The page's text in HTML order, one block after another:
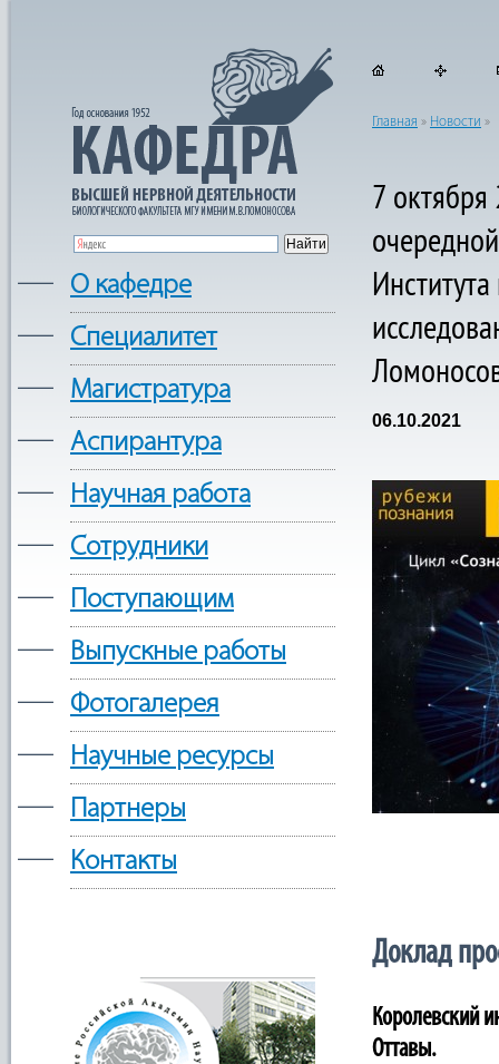
— О кафедре
— Cпециалитет
— Магистратура
— Аспирантура
— Научная работа
— Сотрудники
— Поступающим
— Выпускные работы
— Фотогалерея
— Научные ресурсы
— Партнеры
— Контакты
Главная » Новости »
7 октября
06.10.2021
Доклад
Королевский
Оттавы.